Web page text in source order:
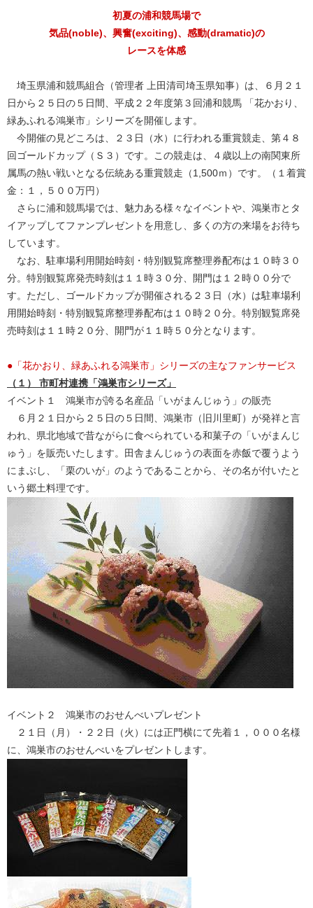
初夏の浦和競馬場で
気品(noble)、興奮(exciting)、感動(dramatic)の
レースを体感
埼玉県浦和競馬組合（管理者 上田清司埼玉県知事）は、６月２１
日から２５日の５日間、平成２２年度第３回浦和競馬 「花かおり、
緑あふれる鴻巣市」シリーズを開催します。
今開催の見どころは、２３日（水）に行われる重賞競走、第４８
回ゴールドカップ（Ｓ３）です。この競走は、４歳以上の南関東所
属馬の熱い戦いとなる伝統ある重賞競走（1,500ｍ）です。（１着賞
金：１，５００万円）
さらに浦和競馬場では、魅力ある様々なイベントや、鴻巣市とタ
イアップしてファンプレゼントを用意し、多くの方の来場をお待ち
しています。
なお、駐車場利用開始時刻・特別観覧席整理券配布は１０時３０
分。特別観覧席発売時刻は１１時３０分、開門は１２時００分で
す。ただし、ゴールドカップが開催される２３日（水）は駐車場利
用開始時刻・特別観覧席整理券配布は１０時２０分。特別観覧席発
売時刻は１１時２０分、開門が１１時５０分となります。
●「花かおり、緑あふれる鴻巣市」シリーズの主なファンサービス
（１） 市町村連携「鴻巣市シリーズ」
イベント１ 鴻巣市が誇る名産品「いがまんじゅう」の販売
６月２１日から２５日の５日間、鴻巣市（旧川里町）が発祥と言
われ、県北地域で昔ながらに食べられている和菓子の「いがまんじ
ゅう」を販売いたします。田舎まんじゅうの表面を赤飯で覆うよう
にまぶし、「栗のいが」のようであることから、その名が付いたと
いう郷土料理です。
イベント２ 鴻巣市のおせんべいプレゼント
２１日（月）・２２日（火）には正門横にて先着１，０００名様
に、鴻巣市のおせんべいをプレゼントします。